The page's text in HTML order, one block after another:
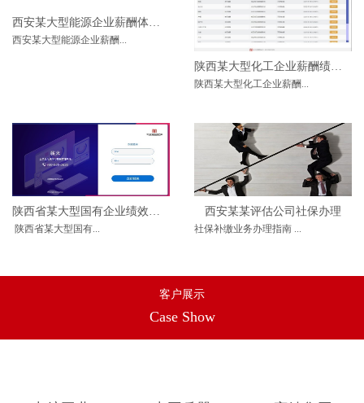
西安某大型能源企业薪酬体系优化改革项目案例
西安某大型能源企业薪酬...
陕西某大型化工企业薪酬绩效体系设计方案
陕西某大型化工企业薪酬...
陕西省某大型国有企业绩效改革方案
陕西省某大型国有...
西安某某评估公司社保办理
社保补缴业务办理指南 ...
客户展示
Case Show